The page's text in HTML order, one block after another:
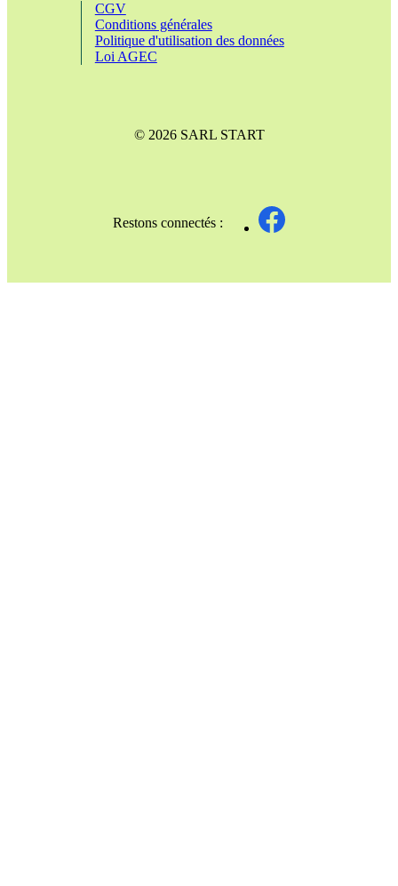
CGV
Conditions générales
Politique d'utilisation des données
Loi AGEC
© 2026 SARL START
Restons connectés :